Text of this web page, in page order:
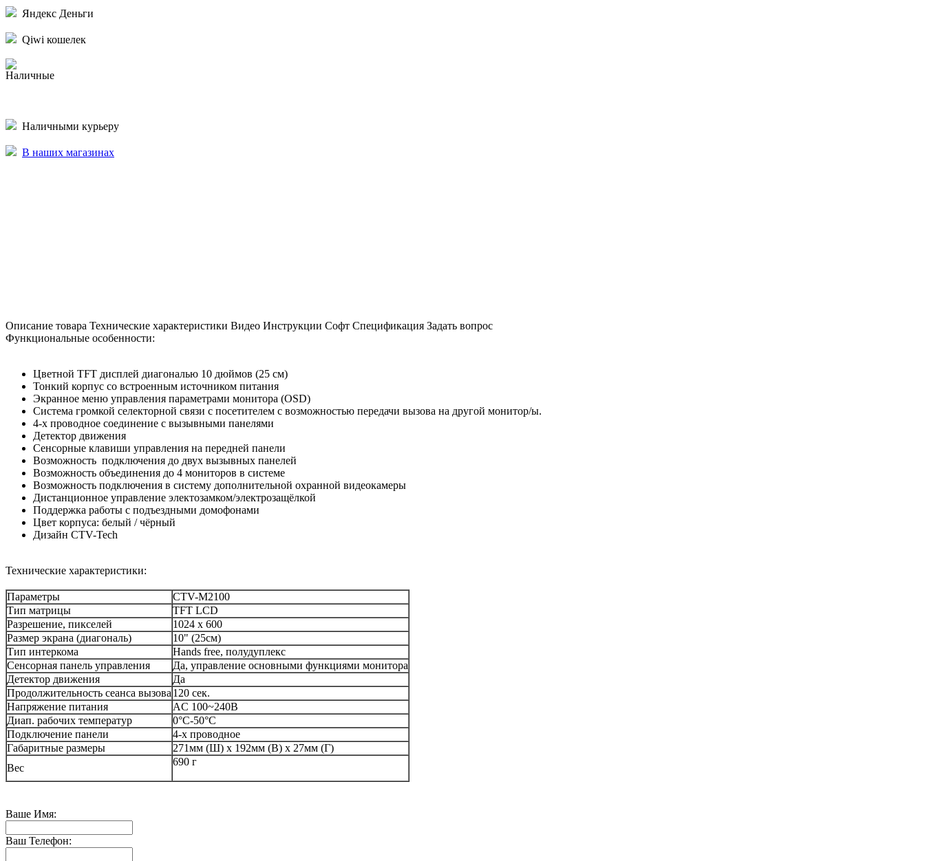
Яндекс Деньги
Qiwi кошелек
Наличные
Наличными курьеру
В наших магазинах
Описание товара Технические характеристики Видео Инструкции Софт Спецификация Задать вопрос
Функциональные особенности:
Цветной TFT дисплей диагональю 10 дюймов (25 см)
Тонкий корпус со встроенным источником питания
Экранное меню управления параметрами монитора (OSD)
Система громкой селекторной связи с посетителем с возможностью передачи вызова на другой монитор/ы.
4-х проводное соединение с вызывными панелями
Детектор движения
Сенсорные клавиши управления на передней панели
Возможность подключения до двух вызывных панелей
Возможность объединения до 4 мониторов в системе
Возможность подключения в систему дополнительной охранной видеокамеры
Дистанционное управление электозамком/электрозащёлкой
Поддержка работы с подъездными домофонами
Цвет корпуса: белый / чёрный
Дизайн CTV-Tech
Технические характеристики:
Параметры
CTV-M2100
Тип матрицы
TFT LCD
Разрешение, пикселей
1024 х 600
Размер экрана (диагональ)
10" (25см)
Тип интеркома
Hands free, полудуплекс
Сенсорная панель управления
Да, управление основными функциями монитора
Детектор движения
Да
Продолжительность сеанса вызова 120 сек.
Напряжение питания
AC 100~240В
Диап. рабочих температур
0°C-50°C
Подключение панели
4-х проводное
Габаритные размеры
271мм (Ш) x 192мм (В) x 27мм (Г)
Вес
690 г
Ваше Имя:
Ваш Телефон: